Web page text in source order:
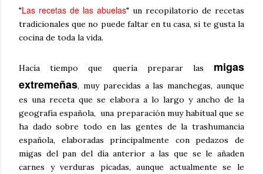
"Las recetas de las abuelas" un recopilatorio de recetas
tradicionales que no puede faltar en tu casa, si te gusta la
cocina de toda la vida.
Hacía tiempo que quería preparar las migas
extremeñas, muy parecidas a las manchegas, aunque
es una receta que se elabora a lo largo y ancho de la
geografía española, una preparación muy habitual que se
ha dado sobre todo en las gentes de la trashumancia
española, elaboradas principalmente con pedazos de
migas del pan del día anterior a las que se le añaden
carnes y verduras picadas, aunque actualmente se le